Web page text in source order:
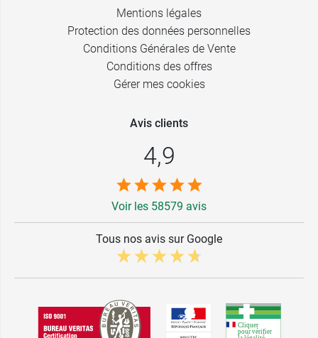
Mentions légales
Protection des données personnelles
Conditions Générales de Vente
Conditions des offres
Gérer mes cookies
Avis clients
4,9
Voir les 58579 avis
Tous nos avis sur Google